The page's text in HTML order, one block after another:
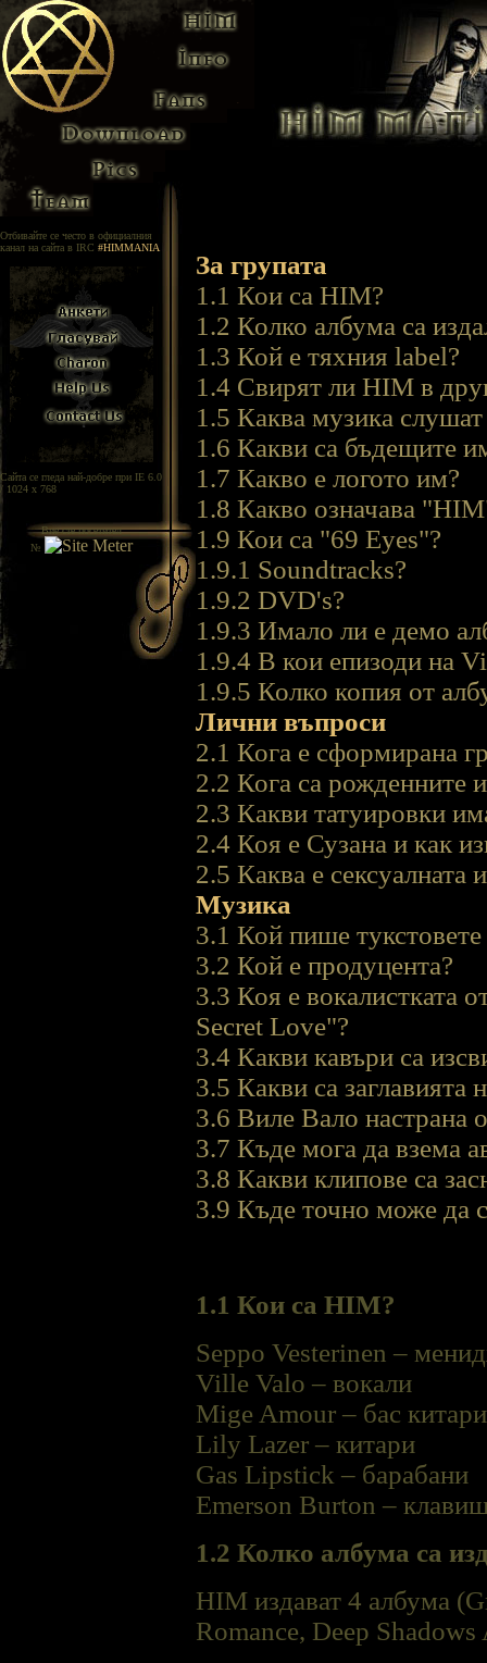
Отбивайте се често в официалния
канал на сайта в IRC #HIMMANIA
Сайта се гледа най-добре при IE 6.0
/ 1024 x 768
Вие сте посетител
№
За групата
1.1 Кои са HIM?
1.2 Колко албума са
1.3 Кой е тяхния label?
1.4 Свирят ли HIM в
1.5 Каква музика
1.6 Какви са бъдещите
1.7 Какво е логото им?
1.8 Какво означава
1.9 Кои са "69 Eyes"?
1.9.1 Soundtracks?
1.9.2 DVD's?
1.9.3 Имало ли е демо
1.9.4 В кои епизоди на
1.9.5 Колко копия от
Лични въпроси
2.1 Кога е сформирана
2.2 Кога са рожденните
2.3 Какви татуировки
2.4 Коя е Сузана и как
2.5 Каква е сексуалната
Музика
3.1 Кой пише тукстовете
3.2 Кой е продуцента?
3.3 Коя е вокалистката
Secret Love"?
3.4 Какви кавъри са
3.5 Какви са заглавията
3.6 Виле Вало настрана
3.7 Къде мога да взема
3.8 Какви клипове са
3.9 Къде точно може да
1.1 Кои са HIM?
Seppo Vesterinen –
Ville Valo – вокали
Mige Amour – бас китари
Lily Lazer – китари
Gas Lipstick – барабани
Emerson Burton –
1.2 Колко албума са
HIM издават 4 албума
Romance, Deep